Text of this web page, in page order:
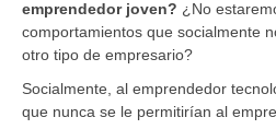
emprendedor joven? ¿No
comportamientos que socialmente
otro tipo de empresario?
Socialmente, al emprendedor
que nunca se le permitirían al